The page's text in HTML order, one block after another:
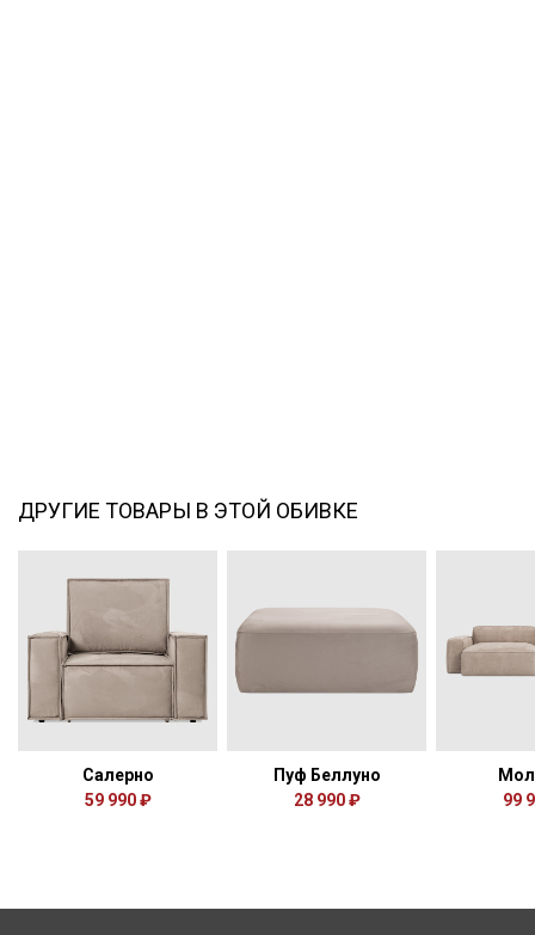
ДРУГИЕ ТОВАРЫ В ЭТОЙ ОБИВКЕ
Салерно
59 990 ₽
Пуф Беллуно
28 990 ₽
99